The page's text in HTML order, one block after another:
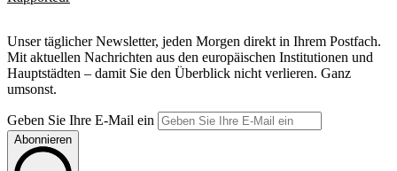
Unser täglicher Newsletter, jeden Morgen direkt in Ihrem Postfach.
Mit aktuellen Nachrichten aus den europäischen Institutionen und
Hauptstädten – damit Sie den Überblick nicht verlieren. Ganz
umsonst.
Geben Sie Ihre E-Mail ein
Abonnieren